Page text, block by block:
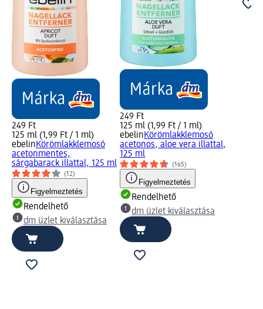
249 Ft
125 ml (1,99 Ft / 1 ml)
ebelinKörömlakklemosó
acetonmentes,
sárgabarack illattal, 125 ml
(12)
Figyelmeztetés
Rendelhető
dm üzlet kiválasztása
249 Ft
125 ml (1,99 Ft / 1 ml)
ebelinKörömlakklemosó
acetonos, aloe vera illattal,
125 ml
(165)
Figyelmeztetés
Rendelhető
dm üzlet kiválasztása